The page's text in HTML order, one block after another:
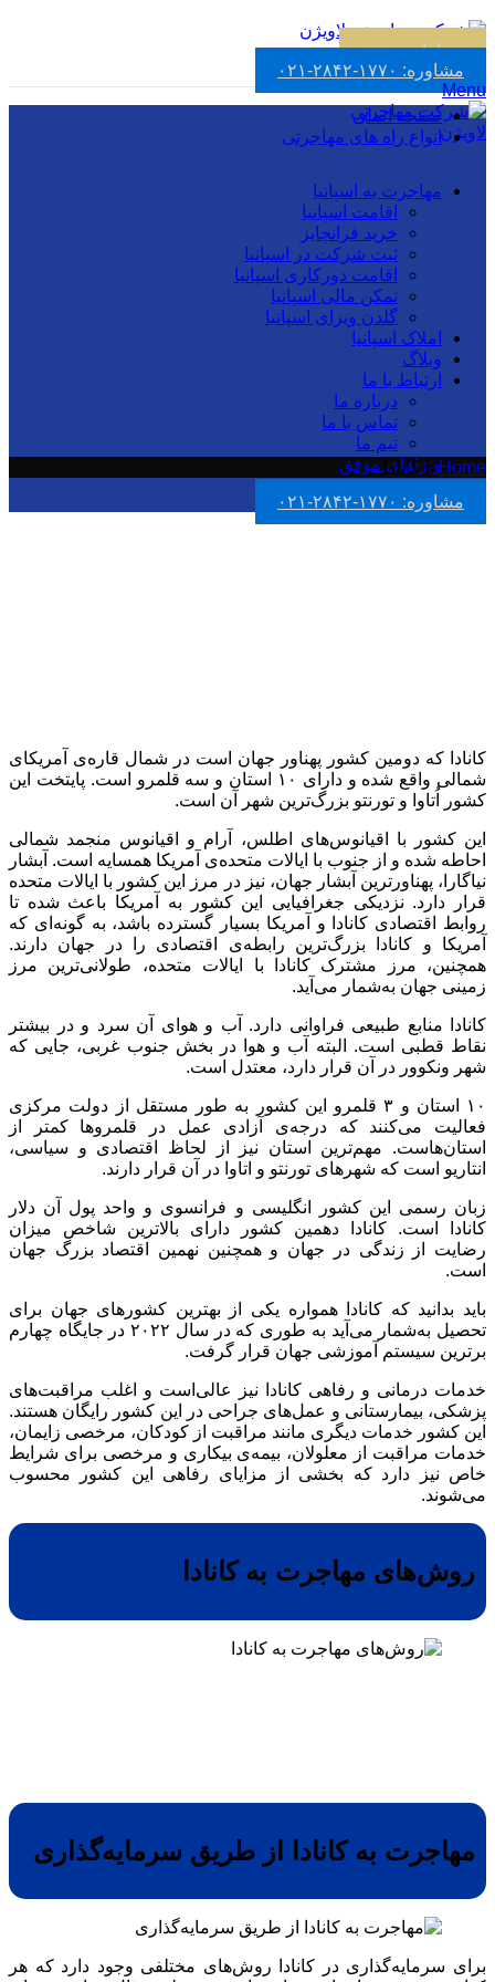
با ما تماس بگیرید :
ویزاهای موفق
مشاوره: ۱۷۷۰-۲۸۴۲-۰۲۱
Menu
صفحه اصلی
انواع راه های مهاجرتی
مهاجرت به اسپانیا
اقامت اسپانیا
خرید فرانچایز
ثبت شرکت در اسپانیا
اقامت دورکاری اسپانیا
تمکن مالی اسپانیا
گلدن ویزای اسپانیا
املاک اسپانیا
وبلاگ
ارتباط با ما
درباره ما
تماس با ما
تیم ما
ویزاهای موفق
مشاوره: ۱۷۷۰-۲۸۴۲-۰۲۱
Home
»کانادا
کانادا که دومین کشور پهناور جهان است در شمال قاره‌ی آمریکای
شمالی واقع شده و دارای ۱۰ استان و سه قلمرو ‌است. پایتخت این
کشور اُتاوا و تورنتو بزرگ‌ترین شهر آن است.
این کشور با اقیانوس‌های اطلس، آرام و اقیانوس منجمد شمالی
احاطه شده و از جنوب با ایالات متحده‌ی آمریکا همسایه است. آبشار
نیاگارا، پهناورترین آبشار جهان، نیز در مرز این کشور با ایالات متحده
قرار دارد. نزدیکی جغرافیایی این کشور به آمریکا باعث شده تا
روابط اقتصادی کانادا و آمریکا بسیار گسترده باشد، به گونه‌ای که
آمریکا و کانادا بزرگ‌ترین رابطه‌ی اقتصادی را در جهان دارند.
همچنین، مرز مشترک کانادا با ایالات متحده، طولانی‌ترین مرز
زمینی جهان به‌شمار می‌آید.
کانادا منابع طبیعی فراوانی دارد. آب و هوای آن سرد و در بیشتر
نقاط قطبی است. البته آب و هوا در بخش جنوب غربی، جایی که
شهر ونکوور در آن قرار دارد، معتدل است.
۱۰ استان و ۳ قلمرو این کشور به طور مستقل از دولت مرکزی
فعالیت می‌کنند که درجه‌ی آزادی عمل در قلمروها کمتر از
استان‌هاست. مهم‌ترین استان نیز از لحاظ اقتصادی و سیاسی،
انتاریو است که شهرهای تورنتو و اتاوا در آن قرار دارند.
زبان رسمی این کشور انگلیسی و فرانسوی و واحد پول آن دلار
کانادا است. کانادا دهمین کشور دارای بالاترین شاخص میزان
رضایت از زندگی در جهان و همچنین نهمین اقتصاد بزرگ جهان
است.
باید بدانید که کانادا همواره یکی از بهترین کشورهای جهان برای
تحصیل به‌شمار می‌آید به طوری که در سال ۲۰۲۲ در جایگاه چهارم
برترین سیستم آموزشی جهان قرار گرفت.
خدمات درمانی و رفاهی کانادا نیز عالی‌است و اغلب مراقبت‌های
پزشکی، بیمارستانی و عمل‌های جراحی در این کشور رایگان هستند.
این کشور خدمات دیگری مانند مراقبت از کودکان، مرخصی زایمان،
خدمات مراقبت از معلولان، بیمه‌ی بیکاری و مرخصی‌ برای شرایط
خاص نیز دارد که بخشی از مزایای رفاهی این کشور محسوب
می‌شوند.
روش‌های مهاجرت به کانادا
مهاجرت به کانادا از طریق سرمایه‌گذاری
برای سرمایه‌گذاری در کانادا روش‌های مختلفی وجود دارد که هر